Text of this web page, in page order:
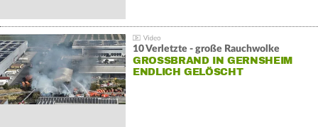
10 Verletzte - große Rauchwolke
GROSSBRAND IN GERNSHEIM E
NDLICH GELÖSCHT